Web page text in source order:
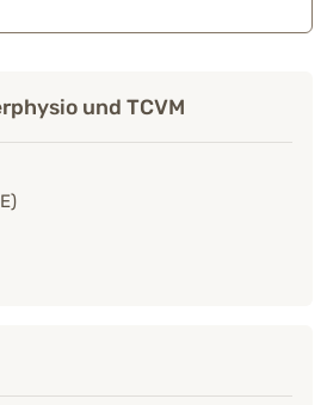
und TCVM
Tierphysio und TCVM